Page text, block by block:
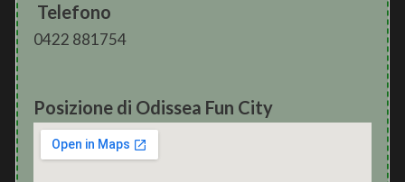
Telefono
0422 881754
Posizione di Odissea Fun City